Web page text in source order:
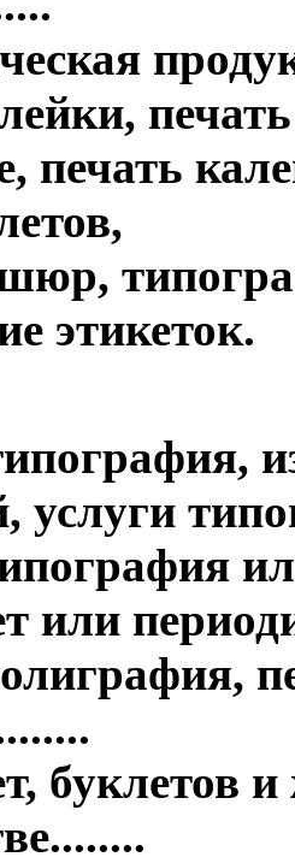
печать
этикеток.
услуги
или
буклетов